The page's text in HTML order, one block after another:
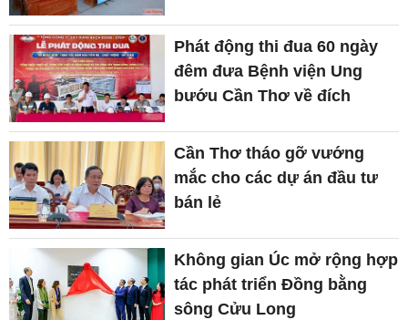
Phát động thi đua 60 ngày
đêm đưa Bệnh viện Ung
bướu Cần Thơ về đích
Cần Thơ tháo gỡ vướng
mắc cho các dự án đầu tư
bán lẻ
Không gian Úc mở rộng hợp
tác phát triển Đồng bằng
sông Cửu Long